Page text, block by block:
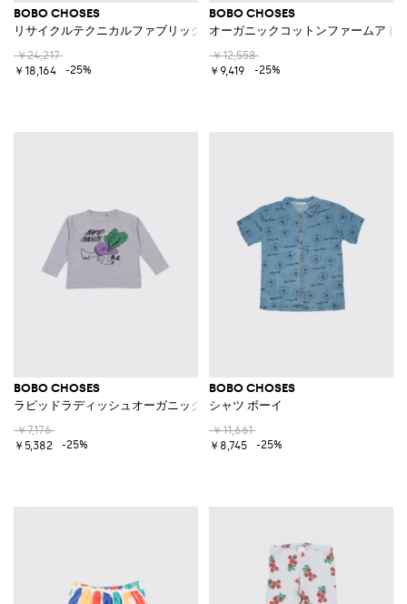
BOBO CHOSES
リサイクルテクニカルファブリックパーカー
￥24,217
￥18,164
-25%
BOBO CHOSES
オーガニックコットンファームアド
￥12,558
￥9,419
-25%
BOBO CHOSES
ラピッドラディッシュオーガニックコットンクルーネックTシャツ
￥7,176
￥5,382
-25%
BOBO CHOSES
シャツ ボーイ
￥11,661
￥8,745
-25%